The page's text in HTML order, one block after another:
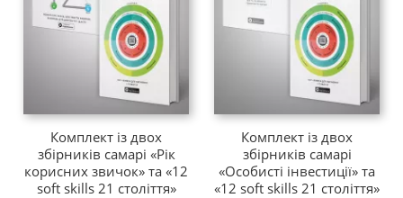
Комплект із двох
збірників самарі «Рік
корисних звичок» та «12
soft skills 21 століття»
Комплект із двох
збірників самарі
«Особисті інвестиції» та
«12 soft skills 21 століття»